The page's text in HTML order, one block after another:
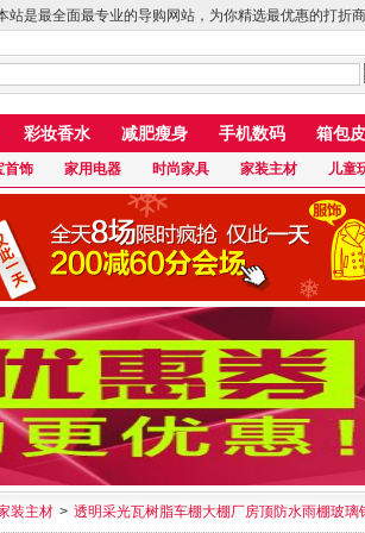
站是最全面最专业的导购网站，为你精选最优惠的打折
彩妆香水 减肥瘦身 手机数码 箱包
首饰 家用电器 时尚家具 家装主材 儿童
装主材 > 透明采光瓦树脂车棚大棚厂房顶防水雨棚玻璃